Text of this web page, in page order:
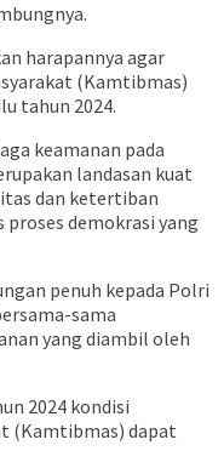
harapannya agar
(Kamtibmas)
tahun 2024.
keamanan pada
landasan kuat
dan ketertiban
demokrasi yang
penuh kepada Polri
sama
yang diambil oleh
2024 kondisi
(Kamtibmas) dapat